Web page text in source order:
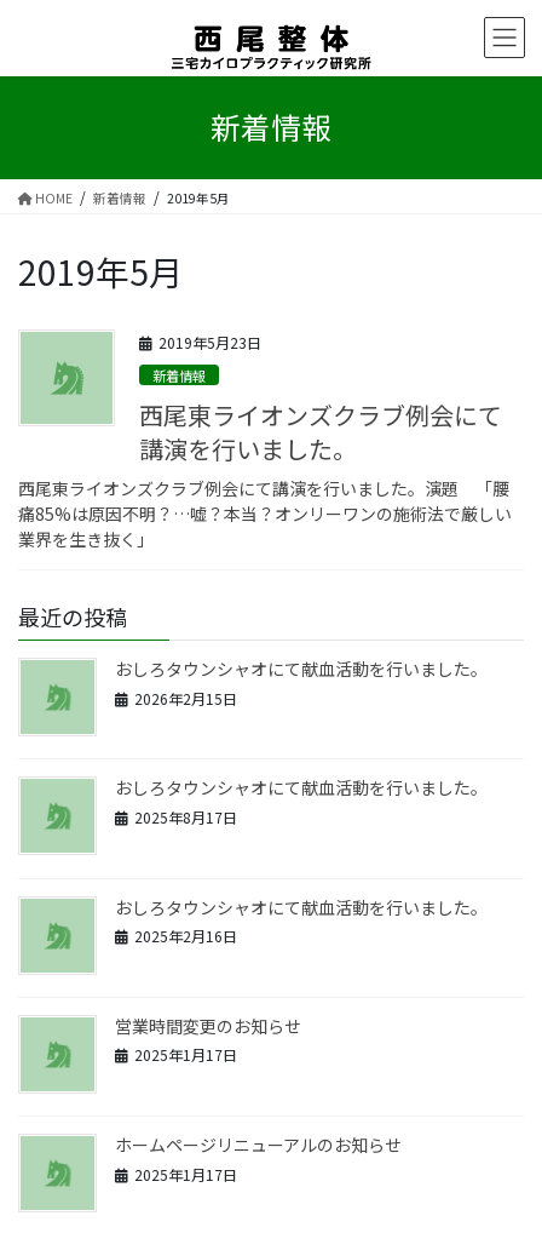
新着情報
HOME 新着情報 2019年5月
2019年5月
2019年5月23日
新着情報
西尾東ライオンズクラブ例会にて
講演を行いました。
西尾東ライオンズクラブ例会にて講演を行いました。演題 「腰
痛85%は原因不明？…嘘？本当？オンリーワンの施術法で厳しい
業界を生き抜く」
最近の投稿
おしろタウンシャオにて献血活動を行いました。
2026年2月15日
おしろタウンシャオにて献血活動を行いました。
2025年8月17日
おしろタウンシャオにて献血活動を行いました。
2025年2月16日
営業時間変更のお知らせ
2025年1月17日
ホームページリニューアルのお知らせ
2025年1月17日